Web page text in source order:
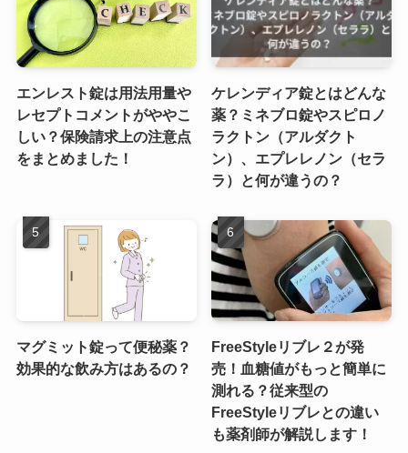
エンレスト錠は用法用量や
レセプトコメントがややこ
しい？保険請求上の注意点
をまとめました！
ケレンディア錠とはどんな
薬？ミネブロ錠やスピロノ
ラクトン（アルダクト
ン）、エプレレノン（セラ
ラ）と何が違うの？
マグミット錠って便秘薬？
効果的な飲み方はあるの？
FreeStyleリブレ２が発
売！血糖値がもっと簡単に
測れる？従来型の
FreeStyleリブレとの違い
も薬剤師が解説します！